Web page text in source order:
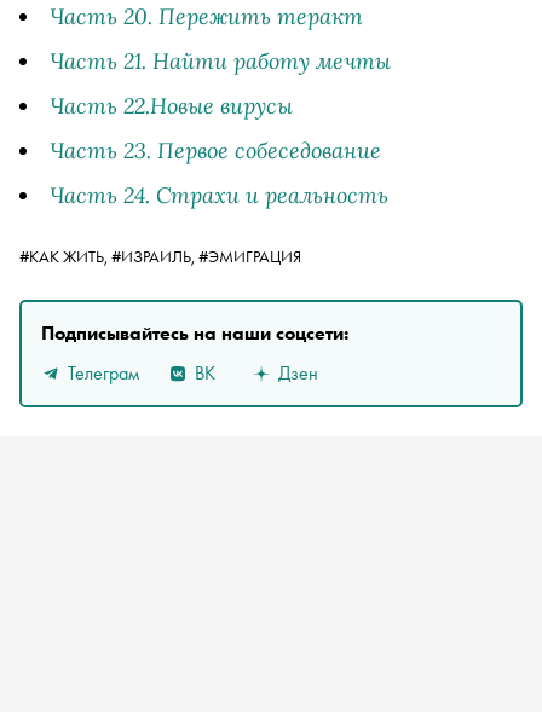
Часть 20. Пережить теракт
Часть 21. Найти работу мечты
Часть 22.Новые вирусы
Часть 23. Первое собеседование
Часть 24. Страхи и реальность
#КАК ЖИТЬ, #ИЗРАИЛЬ, #ЭМИГРАЦИЯ
Подписывайтесь на наши соцсети:
Телеграм
ВК Дзен